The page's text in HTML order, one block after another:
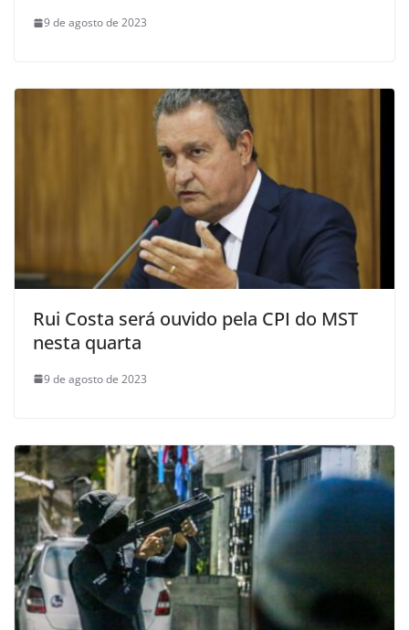
9 de agosto de 2023
Rui Costa será ouvido pela CPI do MST
nesta quarta
9 de agosto de 2023